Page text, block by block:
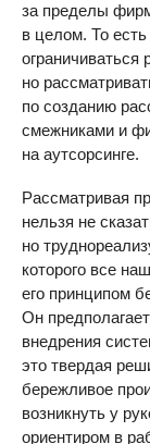
за пределы
в целом. То
ограничиваться
но
по созданию
смежниками и
на аутсорсинге.
Рассматривая
нельзя не
но
которого все
его принципом
Он
внедрения
это твердая
бережливое
возникнуть у
ориентиром в